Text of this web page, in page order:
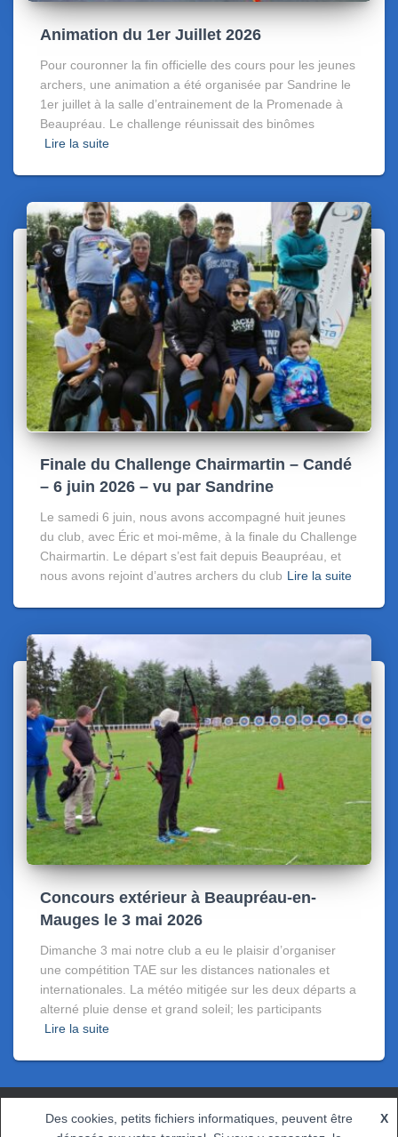
Animation du 1er Juillet 2026
Pour couronner la fin officielle des cours pour les jeunes
archers, une animation a été organisée par Sandrine le
1er juillet à la salle d’entrainement de la Promenade à
Beaupréau. Le challenge réunissait des binômes
Lire la suite
Finale du Challenge Chairmartin – Candé
– 6 juin 2026 – vu par Sandrine
Le samedi 6 juin, nous avons accompagné huit jeunes
du club, avec Éric et moi-même, à la finale du Challenge
Chairmartin. Le départ s’est fait depuis Beaupréau, et
nous avons rejoint d’autres archers du club Lire la suite
Concours extérieur à Beaupréau-en-
Mauges le 3 mai 2026
Dimanche 3 mai notre club a eu le plaisir d’organiser
une compétition TAE sur les distances nationales et
internationales. La météo mitigée sur les deux départs a
alterné pluie dense et grand soleil; les participants
Lire la suite
Des cookies, petits fichiers informatiques, peuvent être
X